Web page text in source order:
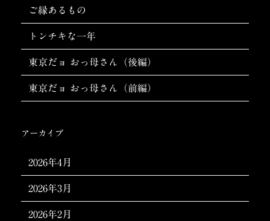
ご縁あるもの
トンチキな一年
東京だョ おっ母さん（後編）
東京だョ おっ母さん（前編）
アーカイブ
2026年4月
2026年3月
2026年2月